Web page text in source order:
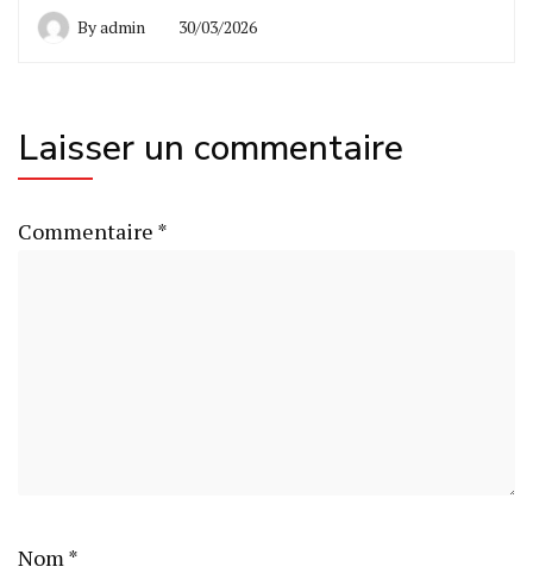
Byadmin 30/03/2026
Laisser un commentaire
Commentaire *
Nom *